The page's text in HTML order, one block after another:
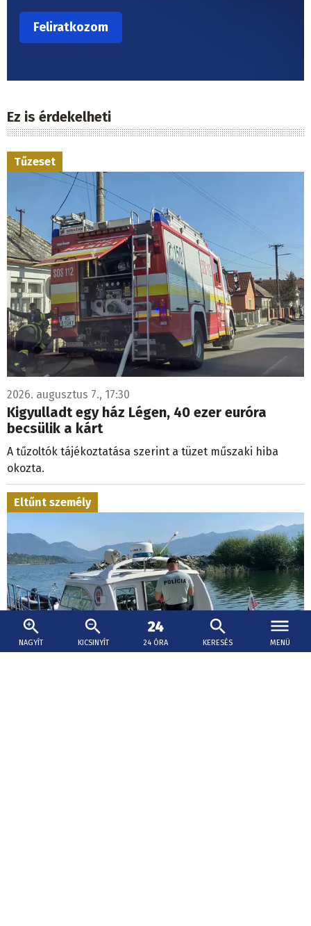
NAGYÍT KICSINYÍT 24 ÓRA KERESÉS MENÜ
Ez is érdekelheti
Tűzeset
2026. augusztus 7., 17:30
Kigyulladt egy ház Légen, 40 ezer euróra
becsülik a kárt
A tűzoltók tájékoztatása szerint a tüzet műszaki hiba
okozta.
Eltűnt személy